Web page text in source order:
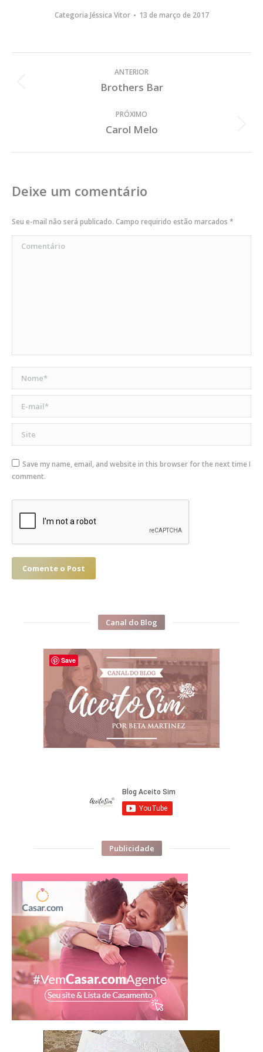
Categoria Jéssica Vitor 13 de março de 2017
ANTERIOR
Album
Brothers Bar
PRÓXIMO
Próximo
Carol Melo
Deixe um comentário
Seu e-mail não será publicado. Campo requirido estão marcados *
Comentário
Nome *
E-mail *
Site
Save my name, email, and website in this browser for the next time I
comment.
Comente o Post
Canal do Blog
Publicidade
Save